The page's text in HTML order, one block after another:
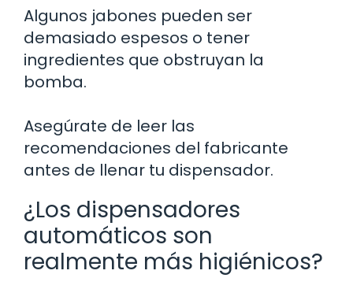
Algunos jabones pueden ser
demasiado espesos o tener
ingredientes que obstruyan la
bomba.
Asegúrate de leer las
recomendaciones del fabricante
antes de llenar tu dispensador.
¿Los dispensadores
automáticos son
realmente más higiénicos?